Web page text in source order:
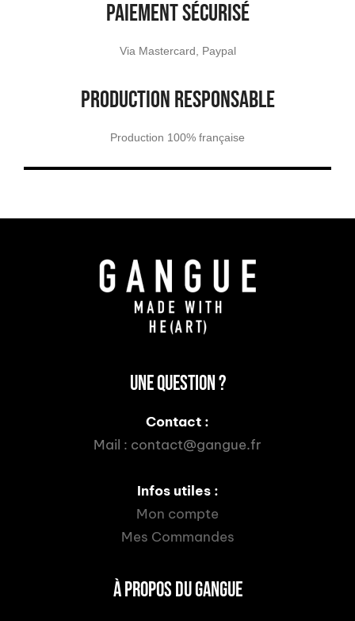
PAIEMENT SÉCURISÉ
Via Mastercard, Paypal
PRODUCTION RESPONSABLE
Production 100% française
UNE QUESTION ?
Contact :
Mail : contact@gangue.fr
Infos utiles :
Mon compte
Mes Commandes
À PROPOS DU GANGUE